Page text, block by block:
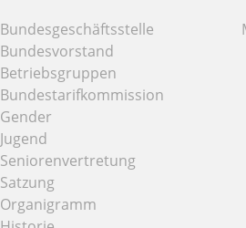
Bundesgeschäftsstelle
Bundesvorstand
Betriebsgruppen
Bundestarifkommission
Gender
Jugend
Seniorenvertretung
Satzung
Organigramm